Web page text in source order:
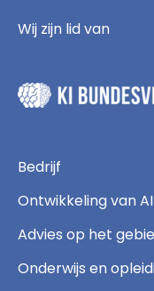
Wij zijn lid van
Bedrijf
Ontwikkeling van
Advies op het
Onderwijs en